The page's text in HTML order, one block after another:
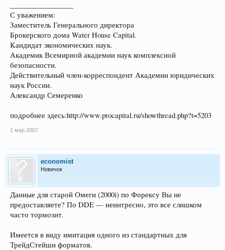
С уважением:
Заместитель Генерального директора
Брокерского дома Water House Capital.
Kандидат экономических наук.
Академик Всемирной академии наук комплексной
безопасности.
Действительный член-корреспондент Академии юридических
наук России.
Александр Семеренко
подробнее здесь:http://www.procapital.ru/showthread.php?t=5203
1 мар 2007
economist
Новичок
Данные для старой Омеги (2000i) по Форексу Вы не
предоставляете? По DDE — неинтресно, это все слишком
часто тормозит.
Имеется в виду имитация одного из стандартных для
ТрейдСтейшн форматов.